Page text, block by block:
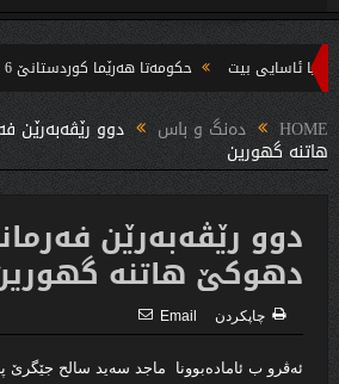
حکومەتا هەرێما کوردستانێ 6 پروژێن کارەبێ ل پارێزگەها دهوکێ هنارتنه‌ قوناغا بجهئینانێ
بریار ده‌رئێخستنHOME دەنگ و باس دوو رێڤەبەرێن
هاتنە گهورین
دوو رێڤەبەرێن
دهوكێ هاتنە
چاپكردن Email
ئەڤرو ب ئامادەبوونا ماجد سەید سالح